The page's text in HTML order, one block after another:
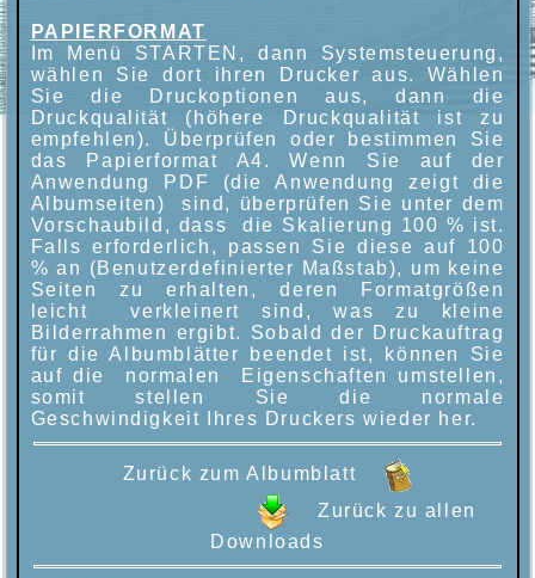
PAPIERFORMAT
Im Menü STARTEN, dann Systemsteuerung,
wählen Sie dort ihren Drucker aus. Wählen
Sie die Druckoptionen aus, dann die
Druckqualität (höhere Druckqualität ist zu
empfehlen). Überprüfen oder bestimmen Sie
das Papierformat A4. Wenn Sie auf der
Anwendung PDF (die Anwendung zeigt die
Albumseiten) sind, überprüfen Sie unter dem
Vorschaubild, dass die Skalierung 100 % ist.
Falls erforderlich, passen Sie diese auf 100
% an (Benutzerdefinierter Maßstab), um keine
Seiten zu erhalten, deren Formatgrößen
leicht verkleinert sind, was zu kleine
Bilderrahmen ergibt. Sobald der Druckauftrag
für die Albumblätter beendet ist, können Sie
auf die normalen Eigenschaften umstellen,
somit stellen Sie die normale
Geschwindigkeit Ihres Druckers wieder her.
Zurück zum Albumblatt
Zurück zu allen
Downloads